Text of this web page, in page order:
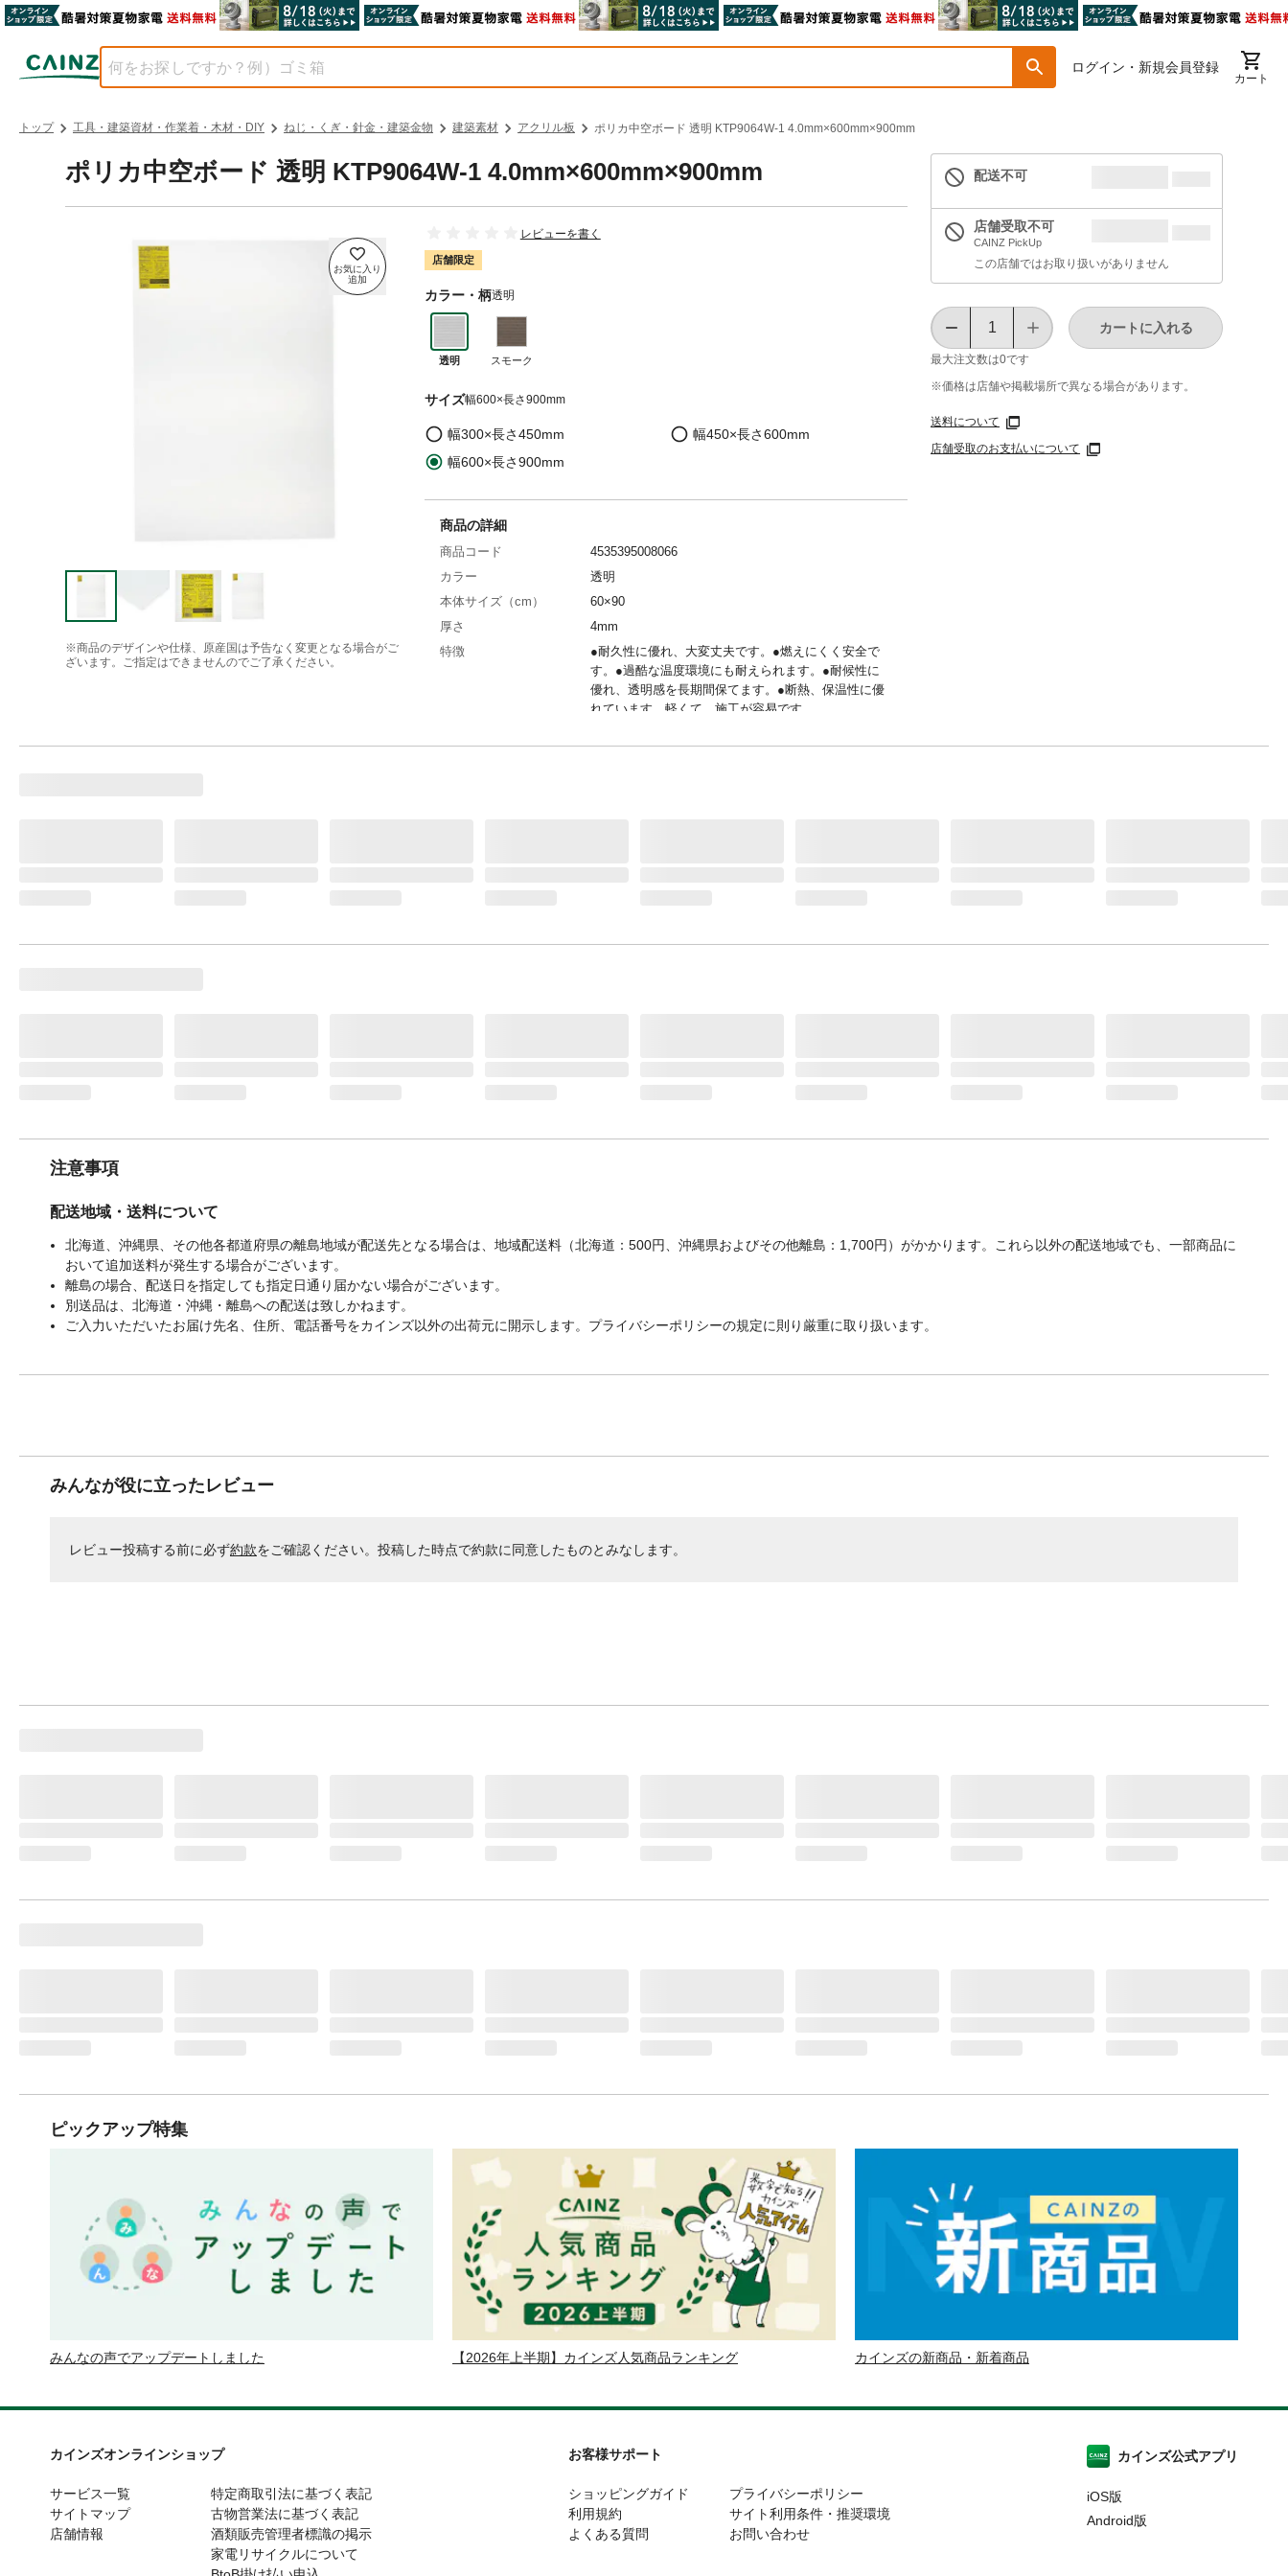
ログイン・新規会員登録
カート
トップ 工具・建築資材・作業着・木材・DIY ねじ・くぎ・針金・建築金物 建築素材 アクリル板 ポリカ中空ボード 透明 KTP9064W-1 4.0mm×600mm×900mm
ポリカ中空ボード 透明 KTP9064W-1 4.0mm×600mm×900mm
※商品のデザインや仕様、原産国は予告なく変更となる場合がご
ざいます。ご指定はできませんのでご了承ください。
レビューを書く
店舗限定
カラー・柄透明
透明 スモーク
サイズ幅600×長さ900mm
幅300×長さ450mm
幅450×長さ600mm
幅600×長さ900mm
配送不可
店舗受取不可
CAINZ PickUp
この店舗ではお取り扱いがありません
最大注文数は0です
カートに入れる
※価格は​店舗や​掲載場所で​異なる​場合が​あります。
送料について
店舗受取のお支払いについて
商品の詳細
商品コード
4535395008066
カラー
透明
本体サイズ（cm）
60×90
厚さ
4mm
特徴
●耐久性に優れ、大変丈夫です。●燃えにくく安全で
す。●過酷な温度環境にも耐えられます。●耐候性に
優れ、透明感を長期間保てます。●断熱、保温性に優
れています。軽くて、施工が容易です。
注意事項
配送地域・送料について
北海道、沖縄県、その他各都道府県の離島地域が配送先となる場合は、地域配送料（北海道：500円、沖縄県およびその他離島：1,700円）がかかります。これら以外の配送地域でも、一部商品に
おいて追加送料が発生する場合がございます。
離島の場合、配送日を指定しても指定日通り届かない場合がございます。
別送品は、北海道・沖縄・離島への配送は致しかねます。
ご入力いただいたお届け先名、住所、電話番号をカインズ以外の出荷元に開示します。プライバシーポリシーの規定に則り厳重に取り扱います。
みんなが役に立ったレビュー
レビュー投稿する前に必ず約款をご確認ください。投稿した時点で約款に同意したものとみなします。
ピックアップ特集
みんなの声でアップデートしました 【2026年上半期】カインズ人気商品ランキング カインズの新商品・新着商品
カインズオンラインショップ
サービス一覧
サイトマップ
店舗情報
特定商取引法に基づく表記
古物営業法に基づく表記
酒類販売管理者標識の掲示
家電リサイクルについて
お客様サポート
ショッピングガイド
利用規約
よくある質問
プライバシーポリシー
サイト利用条件・推奨環境
お問い合わせ
カインズ公式アプリ
iOS版
Android版